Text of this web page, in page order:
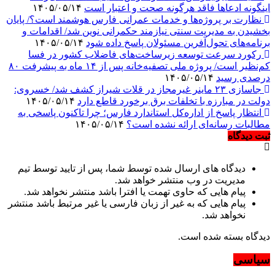
اینگونه ادعاها فاقد هرگونه صحت و اعتبار است
نظارت بر پروژه‌ها و خدمات عمرانی فارس هوشمند است؟/ پایان
بخشیدن به مدیریت سنتی نیازمند حکمرانی نوین شد/ اقدامات و
برنامه‌های تحول‌آفرین مسئولان پاسخ داده شود
رکورد سرعت توسعه زیرساخت‌های فاضلاب کشور در فسا
کم‌نظیر است/ پروژه ملی تصفیه‌خانه پس از ۱۴ ماه به پیشرفت ۸۰
درصدی رسید
جاسازی ۲۳ ماینر غیرمجاز در قلات شیراز کشف شد/ خسروی:
دولت در مبارزه با تخلفات برق برخورد قاطع دارد
انتظار پاسخ از اداره‌کل استاندارد فارس؛ چرا تاکنون پاسخی به
مطالبات رسانه‌ای ارائه نشده است؟
ثبت دیدگاه
دیدگاه های ارسال شده توسط شما، پس از تایید توسط تیم
مدیریت در وب منتشر خواهد شد.
پیام هایی که حاوی تهمت یا افترا باشد منتشر نخواهد شد.
پیام هایی که به غیر از زبان فارسی یا غیر مرتبط باشد منتشر
نخواهد شد.
دیدگاه بسته شده است.
سیاسی